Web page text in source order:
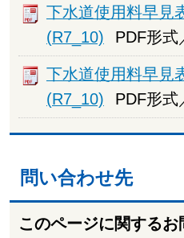
下水道使用料早見
(R7_10)
PDF形式
下水道使用料早見
(R7_10)
PDF形式
問い合わせ先
このページに関するお